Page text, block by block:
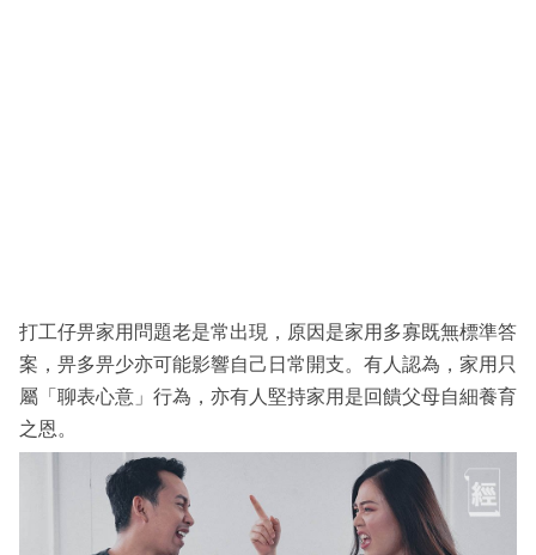
打工仔畀家用問題老是常出現，原因是家用多寡既無標準答
案，畀多畀少亦可能影響自己日常開支。有人認為，家用只
屬「聊表心意」行為，亦有人堅持家用是回饋父母自細養育
之恩。